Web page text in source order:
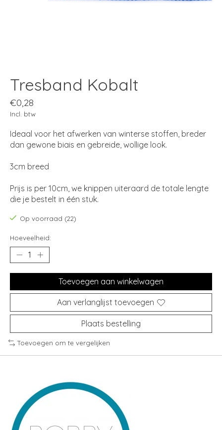
Tresband Kobalt
€0,28
Incl. btw
Ideaal voor het afwerken van winterse stoffen, breder
dan gewone biais en gebreide, wollige look.
3cm breed
Prijs is per 10cm, we knippen uiteraard de totale lengte
die je bestelt in één stuk.
Op voorraad (22)
Hoeveelheid:
Toevoegen aan winkelwagen
Aan verlanglijst toevoegen
Plaats bestelling
Toevoegen om te vergelijken